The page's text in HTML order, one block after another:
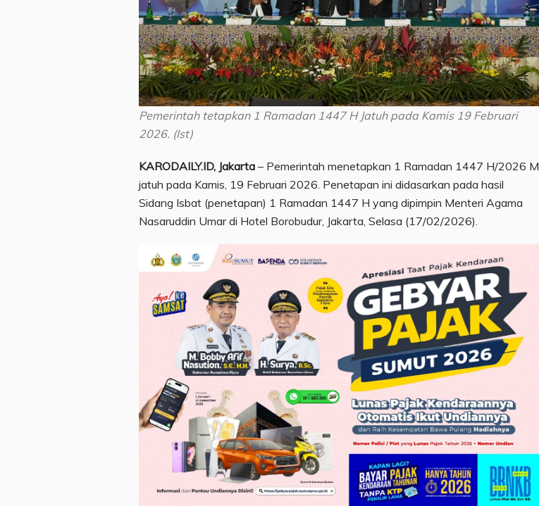
Pemerintah tetapkan 1 Ramadan 1447 H Jatuh pada Kamis 19 Februari
2026. (Ist)
KARODAILY.ID, Jakarta – Pemerintah menetapkan 1 Ramadan 1447 H/2026 M
jatuh pada Kamis, 19 Februari 2026. Penetapan ini didasarkan pada hasil
Sidang Isbat (penetapan) 1 Ramadan 1447 H yang dipimpin Menteri Agama
Nasaruddin Umar di Hotel Borobudur, Jakarta, Selasa (17/02/2026).